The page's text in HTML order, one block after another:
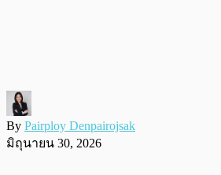
By Pairploy Denpairojsak
มิถุนายน 30, 2026